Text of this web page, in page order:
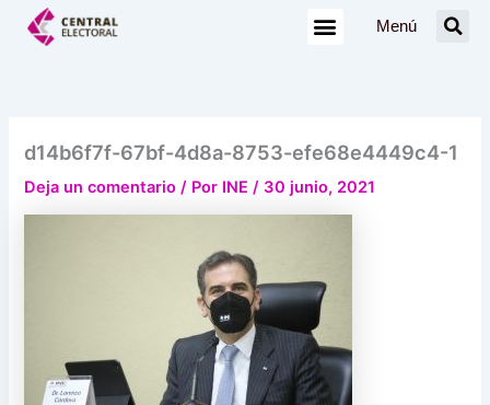
Menú
d14b6f7f-67bf-4d8a-8753-efe68e4449c4-1
Deja un comentario / Por INE/ 30 junio, 2021